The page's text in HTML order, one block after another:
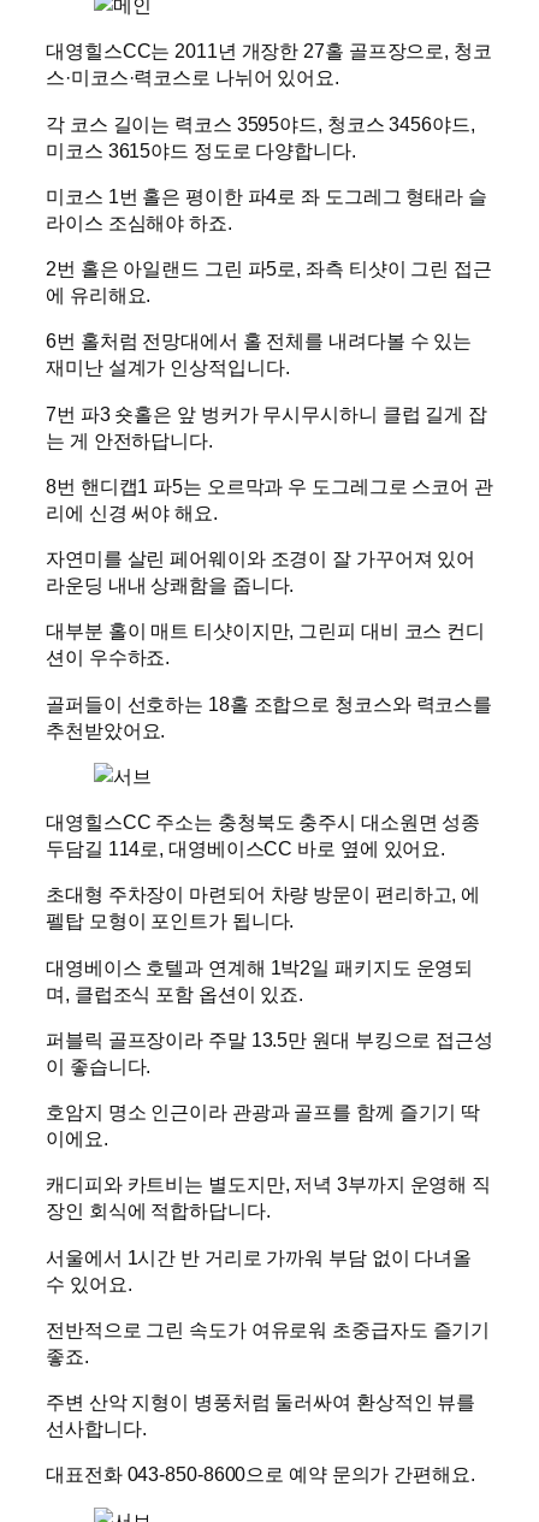
대영힐스CC는 2011년 개장한 27홀 골프장으로, 청코
스·미코스·력코스로 나뉘어 있어요.
각 코스 길이는 력코스 3595야드, 청코스 3456야드,
미코스 3615야드 정도로 다양합니다.
미코스 1번 홀은 평이한 파4로 좌 도그레그 형태라 슬
라이스 조심해야 하죠.
2번 홀은 아일랜드 그린 파5로, 좌측 티샷이 그린 접근
에 유리해요.
6번 홀처럼 전망대에서 홀 전체를 내려다볼 수 있는
재미난 설계가 인상적입니다.
7번 파3 숏홀은 앞 벙커가 무시무시하니 클럽 길게 잡
는 게 안전하답니다.
8번 핸디캡1 파5는 오르막과 우 도그레그로 스코어 관
리에 신경 써야 해요.
자연미를 살린 페어웨이와 조경이 잘 가꾸어져 있어
라운딩 내내 상쾌함을 줍니다.
대부분 홀이 매트 티샷이지만, 그린피 대비 코스 컨디
션이 우수하죠.
골퍼들이 선호하는 18홀 조합으로 청코스와 력코스를
추천받았어요.
대영힐스CC 주소는 충청북도 충주시 대소원면 성종
두담길 114로, 대영베이스CC 바로 옆에 있어요.
초대형 주차장이 마련되어 차량 방문이 편리하고, 에
펠탑 모형이 포인트가 됩니다.
대영베이스 호텔과 연계해 1박2일 패키지도 운영되
며, 클럽조식 포함 옵션이 있죠.
퍼블릭 골프장이라 주말 13.5만 원대 부킹으로 접근성
이 좋습니다.
호암지 명소 인근이라 관광과 골프를 함께 즐기기 딱
이에요.
캐디피와 카트비는 별도지만, 저녁 3부까지 운영해 직
장인 회식에 적합하답니다.
서울에서 1시간 반 거리로 가까워 부담 없이 다녀올
수 있어요.
전반적으로 그린 속도가 여유로워 초중급자도 즐기기
좋죠.
주변 산악 지형이 병풍처럼 둘러싸여 환상적인 뷰를
선사합니다.
대표전화 043-850-8600으로 예약 문의가 간편해요.